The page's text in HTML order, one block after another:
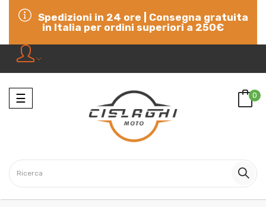
Spedizioni in 24 ore | Consegna gratuita
in Italia per ordini superiori a 250€
Navigazione
☰ 0